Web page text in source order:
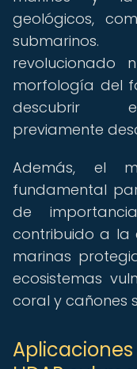
geológicos,
revolucionado
morfología del
descubrir
previamente
Además, el
fundamental
de
contribuido a la
marinas
ecosistemas
coral y cañones